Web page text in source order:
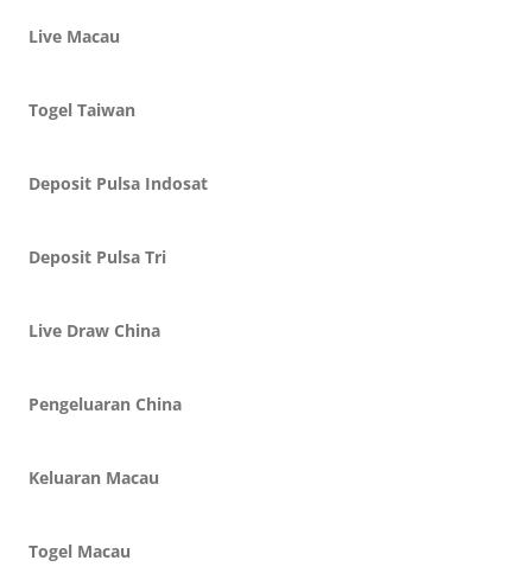
Live Macau
Togel Taiwan
Deposit Pulsa Indosat
Deposit Pulsa Tri
Live Draw China
Pengeluaran China
Keluaran Macau
Togel Macau